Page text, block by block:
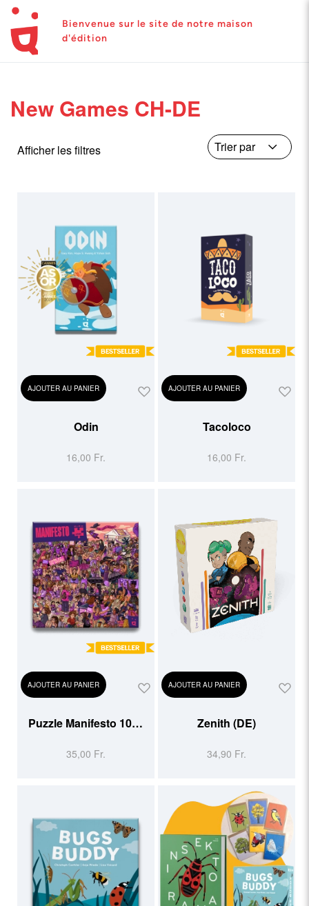
Bienvenue sur le site de notre maison
d'édition
New Games CH-DE
Afficher les filtres
AJOUTER AU PANIER
Odin
16,00 Fr.
AJOUTER AU PANIER
Tacoloco
16,00 Fr.
AJOUTER AU PANIER
Puzzle Manifesto 1000
35,00 Fr.
AJOUTER AU PANIER
Zenith (DE)
34,90 Fr.